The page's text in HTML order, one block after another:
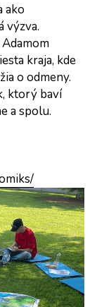
ako
výzva.
kraja, kde
o odmeny.
ktorý baví
a spolu.